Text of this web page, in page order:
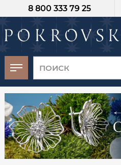
8 800 333 79 25
-30%
от 15 дней с
момента оплаты